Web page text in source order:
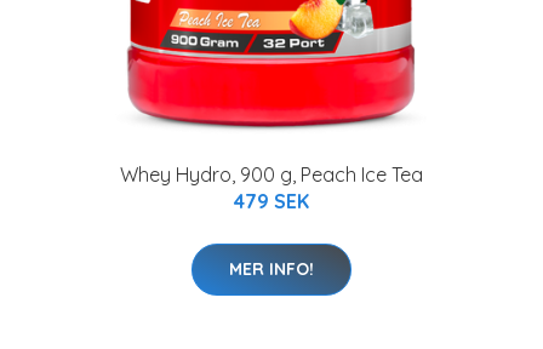
Whey Hydro, 900 g, Peach Ice Tea
479 SEK
MER INFO!